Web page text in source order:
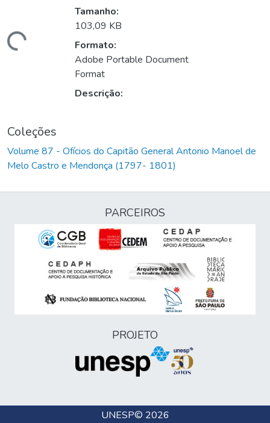
Carregando...
Tamanho:
103,09 KB
Formato:
Adobe Portable Document
Format
Descrição:
Coleções
Volume 87 - Ofícios do Capitão General Antonio Manoel de
Melo Castro e Mendonça (1797- 1801)
PARCEIROS
PROJETO
UNESP© 2026